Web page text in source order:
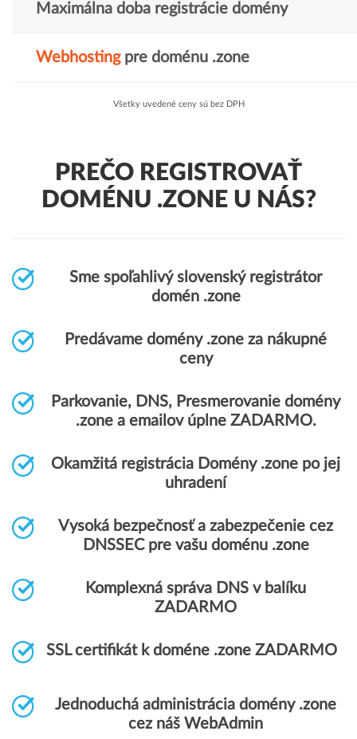
Maximálna doba registrácie domény
Webhostingpre doménu .zone
Všetky uvedené ceny sú bez DPH
PREČO REGISTROVAŤ
DOMÉNU .ZONE U NÁS?
Sme spoľahlivý slovenský registrátor
domén .zone
Predávame domény .zone za nákupné
ceny
Parkovanie, DNS, Presmerovanie domény
.zone a emailov úplne ZADARMO.
Okamžitá registrácia Domény .zone po jej
uhradení
Vysoká bezpečnosť a zabezpečenie cez
DNSSEC pre vašu doménu .zone
Komplexná správa DNS v balíku
ZADARMO
SSL certifikát k doméne .zone ZADARMO
Jednoduchá administrácia domény .zone
cez náš WebAdmin